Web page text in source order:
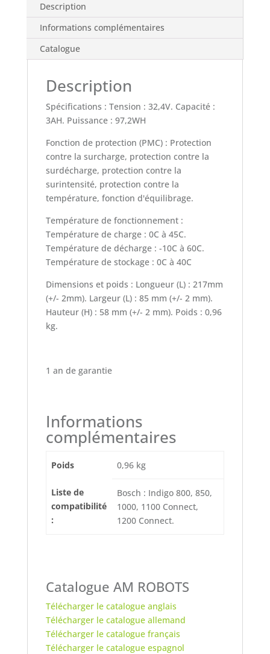
Description
Informations complémentaires
Catalogue
Description
Spécifications : Tension : 32,4V. Capacité :
3AH. Puissance : 97,2WH
Fonction de protection (PMC) : Protection
contre la surcharge, protection contre la
surdécharge, protection contre la
surintensité, protection contre la
température, fonction d'équilibrage.
Température de fonctionnement :
Température de charge : 0C à 45C.
Température de décharge : -10C à 60C.
Température de stockage : 0C à 40C
Dimensions et poids : Longueur (L) : 217mm
(+/- 2mm). Largeur (L) : 85 mm (+/- 2 mm).
Hauteur (H) : 58 mm (+/- 2 mm). Poids : 0,96
kg.
1 an de garantie
Informations
complémentaires
Poids 0,96 kg
Liste de
compatibilité
:
Bosch : Indigo 800, 850,
1000, 1100 Connect,
1200 Connect.
Catalogue AM ROBOTS
Télécharger le catalogue anglais
Télécharger le catalogue allemand
Télécharger le catalogue français
Télécharger le catalogue espagnol